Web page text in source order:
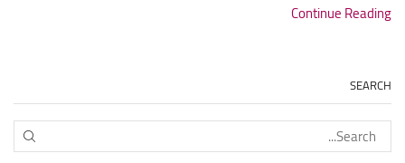
Continue Reading
SEARCH